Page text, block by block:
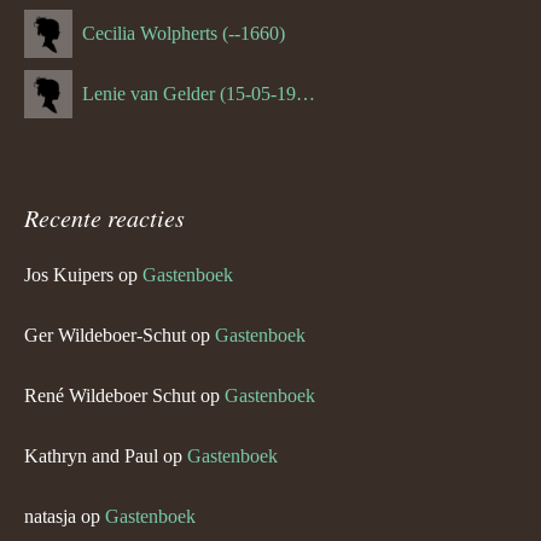
Cecilia Wolpherts (--1660)
Lenie van Gelder (15-05-1970)
Recente reacties
Jos Kuipers op Gastenboek
Ger Wildeboer-Schut op Gastenboek
René Wildeboer Schut op Gastenboek
Kathryn and Paul op Gastenboek
natasja op Gastenboek